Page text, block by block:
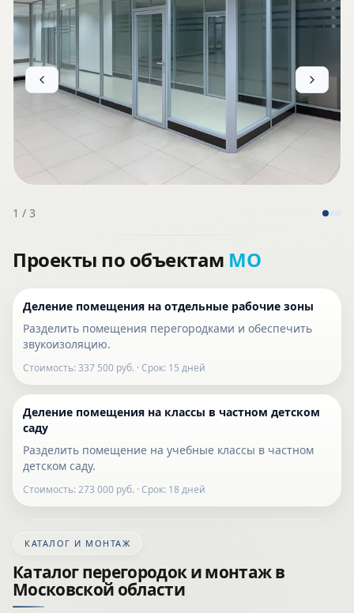
1 / 3
Проекты по объектам МО
Деление помещения на отдельные рабочие зоны
Разделить помещения перегородками и обеспечить
звукоизоляцию.
Стоимость: 337 500 руб. · Срок: 15 дней
Деление помещения на классы в частном детском
саду
Разделить помещение на учебные классы в частном
детском саду.
Стоимость: 273 000 руб. · Срок: 18 дней
КАТАЛОГ И МОНТАЖ
Каталог перегородок и монтаж в
Московской области